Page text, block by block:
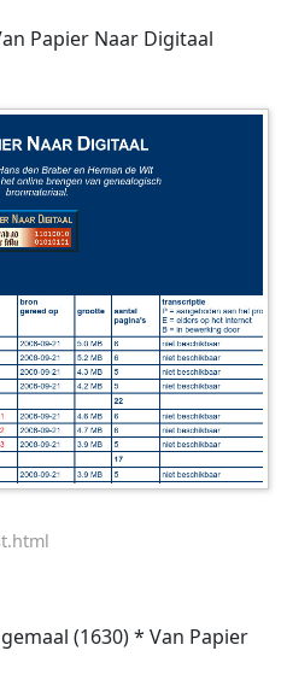
Papier Naar Digitaal
(1630) * Van Papier